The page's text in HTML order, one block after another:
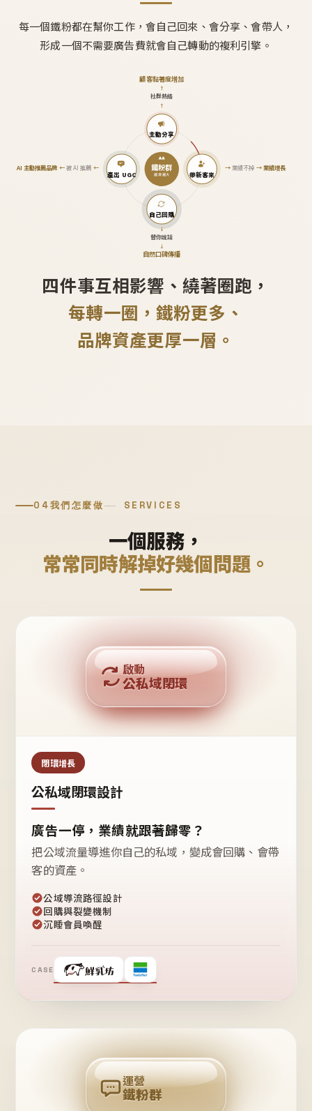
每一個鐵粉都在幫你工作，會自己回來、會分享、會帶人，
形成一個不需要廣告費就會自己轉動的複利引擎。
鐵粉群
越滾越大
主動分享
↑
社群熱絡
↑
顧客黏著度增加
帶新客來
→業績不掉 →業績增長
自己回購
↓
替你說話
↓
自然口碑傳播
產出 UGC
AI 主動推薦品牌←被 AI 推薦 ←
四件事互相影響、繞著圈跑，
每轉一圈，鐵粉更多、
品牌資產更厚一層。
04我們怎麼做 SERVICES
一個服務，
常常同時解掉好幾個問題。
公域流量
私域鐵粉
回購複利
啟動
公私域閉環
閉環增長
公私域閉環設計
廣告一停，業績就跟著歸零？
把公域流量導進你自己的私域，變成會回購、會帶
客的資產。
公域導流路徑設計
回購與裂變機制
沉睡會員喚醒
CASE
❤
粉
回
購
運營
鐵粉群